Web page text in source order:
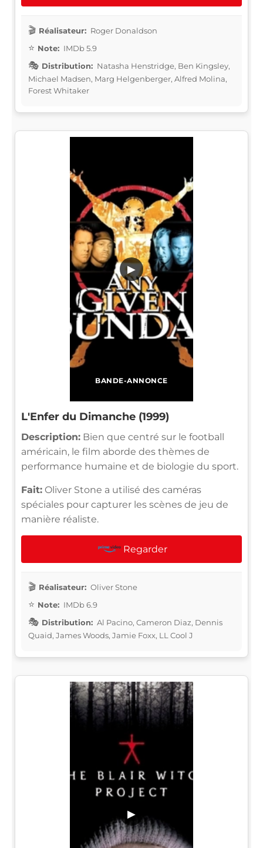
Réalisateur: Roger Donaldson
Note: IMDb 5.9
Distribution: Natasha Henstridge, Ben Kingsley,
Michael Madsen, Marg Helgenberger, Alfred Molina,
Forest Whitaker
BANDE-ANNONCE
▶
L'Enfer du Dimanche (1999)
Description: Bien que centré sur le football
américain, le film aborde des thèmes de
performance humaine et de biologie du sport.
Fait: Oliver Stone a utilisé des caméras
spéciales pour capturer les scènes de jeu de
manière réaliste.
Regarder
Réalisateur: Oliver Stone
Note: IMDb 6.9
Distribution: Al Pacino, Cameron Diaz, Dennis
Quaid, James Woods, Jamie Foxx, LL Cool J
▶